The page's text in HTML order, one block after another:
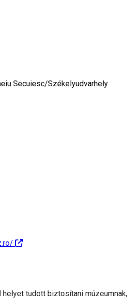
Secuiesc/Székelyudvarhely
tudott biztosítani múzeumnak,